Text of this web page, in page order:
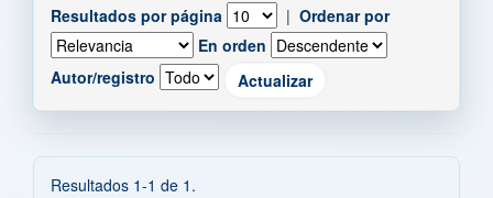
Resultados por página | Ordenar por
En orden
Autor/registro
Resultados 1-1 de 1.